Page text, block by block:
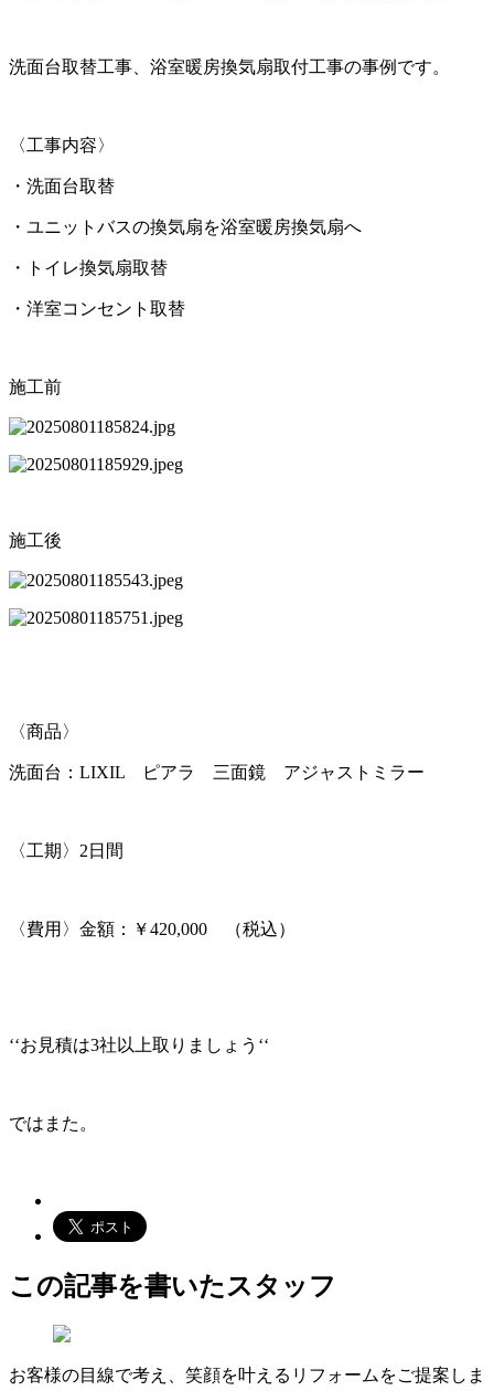
洗面台取替工事、浴室暖房換気扇取付工事の事例です。
〈工事内容〉
・洗面台取替
・ユニットバスの換気扇を浴室暖房換気扇へ
・トイレ換気扇取替
・洋室コンセント取替
施工前
施工後
〈商品〉
洗面台：LIXIL ピアラ 三面鏡 アジャストミラー
〈工期〉2日間
〈費用〉金額：￥420,000 （税込）
‘‘お見積は3社以上取りましょう‘‘
ではまた。
この記事を書いたスタッフ
お客様の目線で考え、笑顔を叶えるリフォームをご提案しま